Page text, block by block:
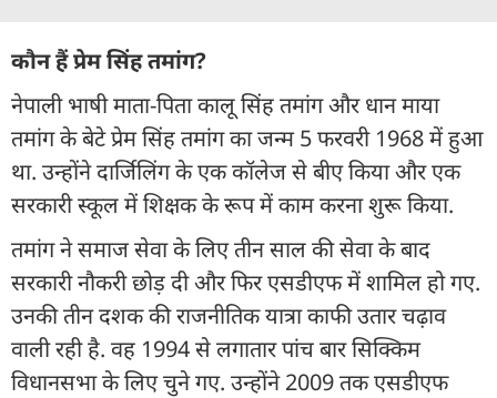
कौन हैं प्रेम सिंह तमांग?
नेपाली भाषी माता-पिता कालू सिंह तमांग और धान माया
तमांग के बेटे प्रेम सिंह तमांग का जन्म 5 फरवरी 1968 में हुआ
था. उन्होंने दार्जिलिंग के एक कॉलेज से बीए किया और एक
सरकारी स्कूल में शिक्षक के रूप में काम करना शुरू किया.
तमांग ने समाज सेवा के लिए तीन साल की सेवा के बाद
सरकारी नौकरी छोड़ दी और फिर एसडीएफ में शामिल हो गए.
उनकी तीन दशक की राजनीतिक यात्रा काफी उतार चढ़ाव
वाली रही है. वह 1994 से लगातार पांच बार सिक्किम
विधानसभा के लिए चुने गए. उन्होंने 2009 तक एसडीएफ